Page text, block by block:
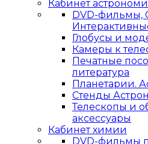
Кабинет
DVD-фильмы,
Глобусы и
Камеры к
Печатные
литература
Планетарии.
Стенды
Телескопы и
аксессуары
Кабинет химии
DVD-фильмы